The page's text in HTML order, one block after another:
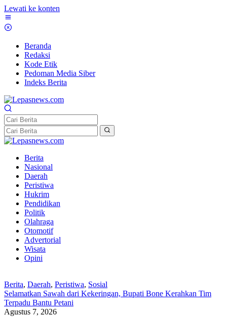
Lewati ke konten
Beranda
Redaksi
Kode Etik
Pedoman Media Siber
Indeks Berita
Berita
Nasional
Daerah
Peristiwa
Hukrim
Pendidikan
Politik
Olahraga
Otomotif
Advertorial
Wisata
Opini
Berita, Daerah, Peristiwa, Sosial
Selamatkan Sawah dari Kekeringan, Bupati Bone Kerahkan Tim
Terpadu Bantu Petani
Agustus 7, 2026